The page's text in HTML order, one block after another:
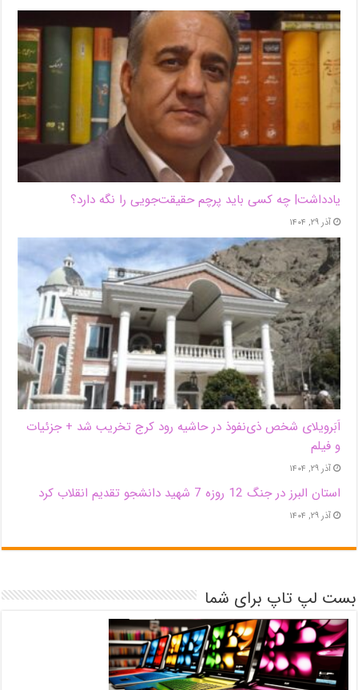
یادداشت| ‌چه کسی باید پرچم حقیقت‌جویی را نگه دارد؟
آذر ۲۹, ۱۴۰۴
اَبَر‌ویلای شخص ذی‌نفوذ در حاشیه‌ رود کرج تخریب شد + جزئیات
و فیلم
آذر ۲۹, ۱۴۰۴
استان البرز در جنگ 12 روزه 7 شهید دانشجو تقدیم انقلاب کرد
آذر ۲۹, ۱۴۰۴
بست لپ تاپ برای شما